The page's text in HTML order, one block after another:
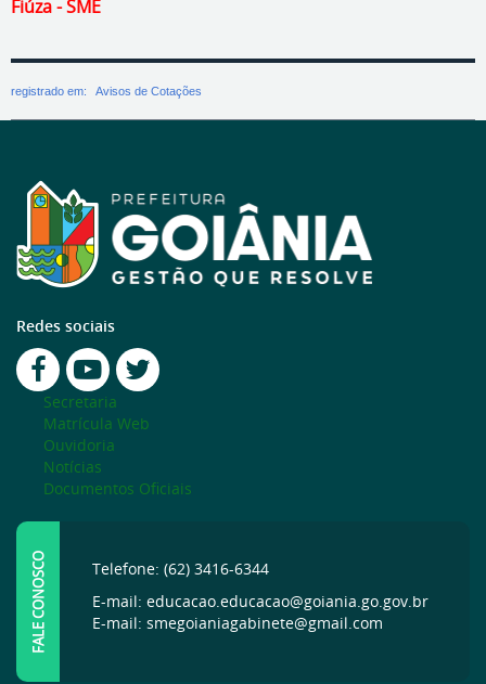
Fiúza - SME
registrado em: Avisos de Cotações
Redes sociais
Secretaria
Matrícula Web
Ouvidoria
Notícias
Documentos Oficiais
FALE CONOSCO
Telefone: (62) 3416-6344
E-mail: educacao.educacao@goiania.go.gov.br
E-mail: smegoianiagabinete@gmail.com